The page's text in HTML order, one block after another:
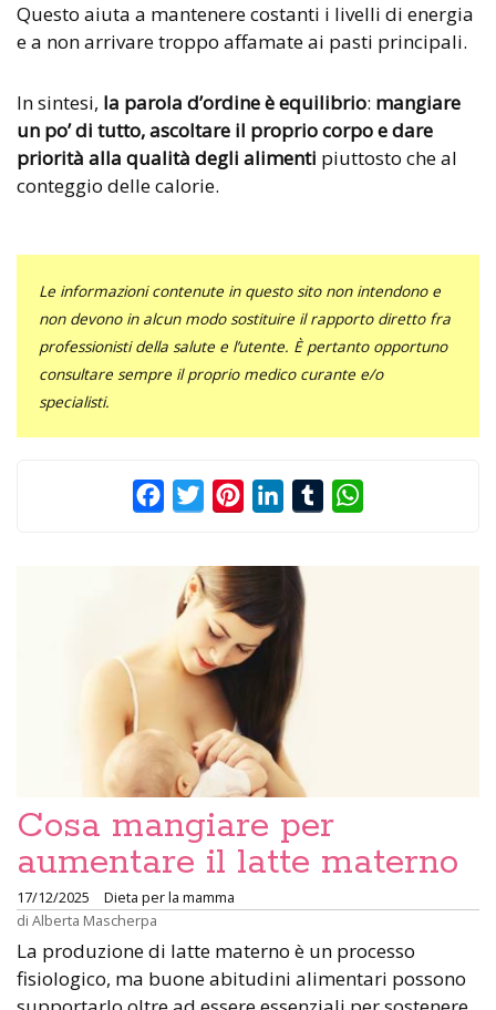
Questo aiuta a mantenere costanti i livelli di energia
e a non arrivare troppo affamate ai pasti principali.
In sintesi, la parola d’ordine è equilibrio: mangiare
un po’ di tutto, ascoltare il proprio corpo e dare
priorità alla qualità degli alimenti piuttosto che al
conteggio delle calorie.
Le informazioni contenute in questo sito non intendono e
non devono in alcun modo sostituire il rapporto diretto fra
professionisti della salute e l’utente. È pertanto opportuno
consultare sempre il proprio medico curante e/o
specialisti.
FacebookTwitterPinterestLinkedInTumblr
Cosa mangiare per
aumentare il latte materno
17/12/2025
Dieta per la mamma
di Alberta Mascherpa
La produzione di latte materno è un processo
fisiologico, ma buone abitudini alimentari possono